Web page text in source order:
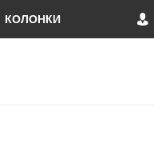
КОЛОНКИ